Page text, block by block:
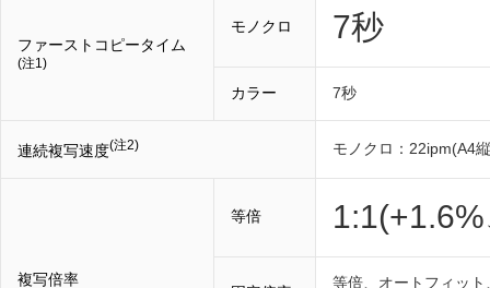
ファーストコピータイム
(注1)
モノクロ 7秒
カラー 7秒
連続複写速度(注2) モノクロ：22ipm(A4
複写倍率
等倍
等倍、オートフィッ